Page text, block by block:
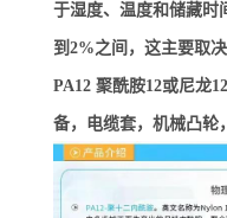
于湿度、温度和储藏时
到2%之间，这主要取
PA12 聚酰胺12或尼龙
备，电缆套，机械凸轮